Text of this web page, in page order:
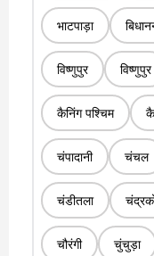
भाटपाड़ा
विष्णुपुर विष्णुपुर
कैनिंग पश्चिम
चंपादानी चंचल
चंडीतला
चौरंगी चुंचुड़ा